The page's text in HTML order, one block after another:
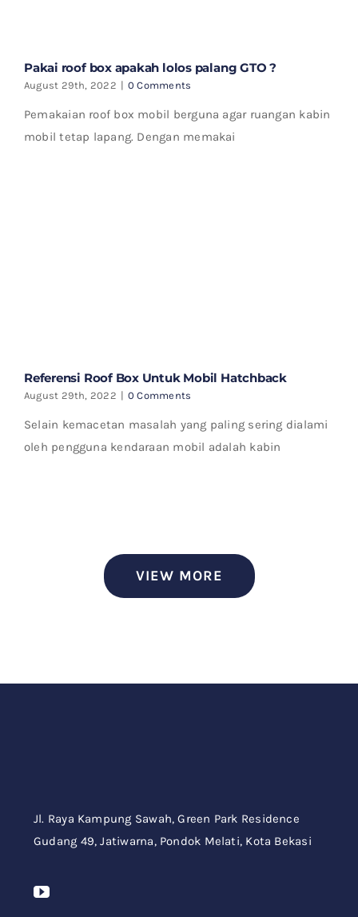
Pakai roof box apakah lolos palang GTO ?
August 29th, 2022 | 0 Comments
Pemakaian roof box mobil berguna agar ruangan kabin
mobil tetap lapang. Dengan memakai
Referensi Roof Box Untuk Mobil Hatchback
August 29th, 2022 | 0 Comments
Selain kemacetan masalah yang paling sering dialami
oleh pengguna kendaraan mobil adalah kabin
VIEW MORE
Jl. Raya Kampung Sawah,Green Park Residence
Gudang 49,Jatiwarna, Pondok Melati, Kota Bekasi